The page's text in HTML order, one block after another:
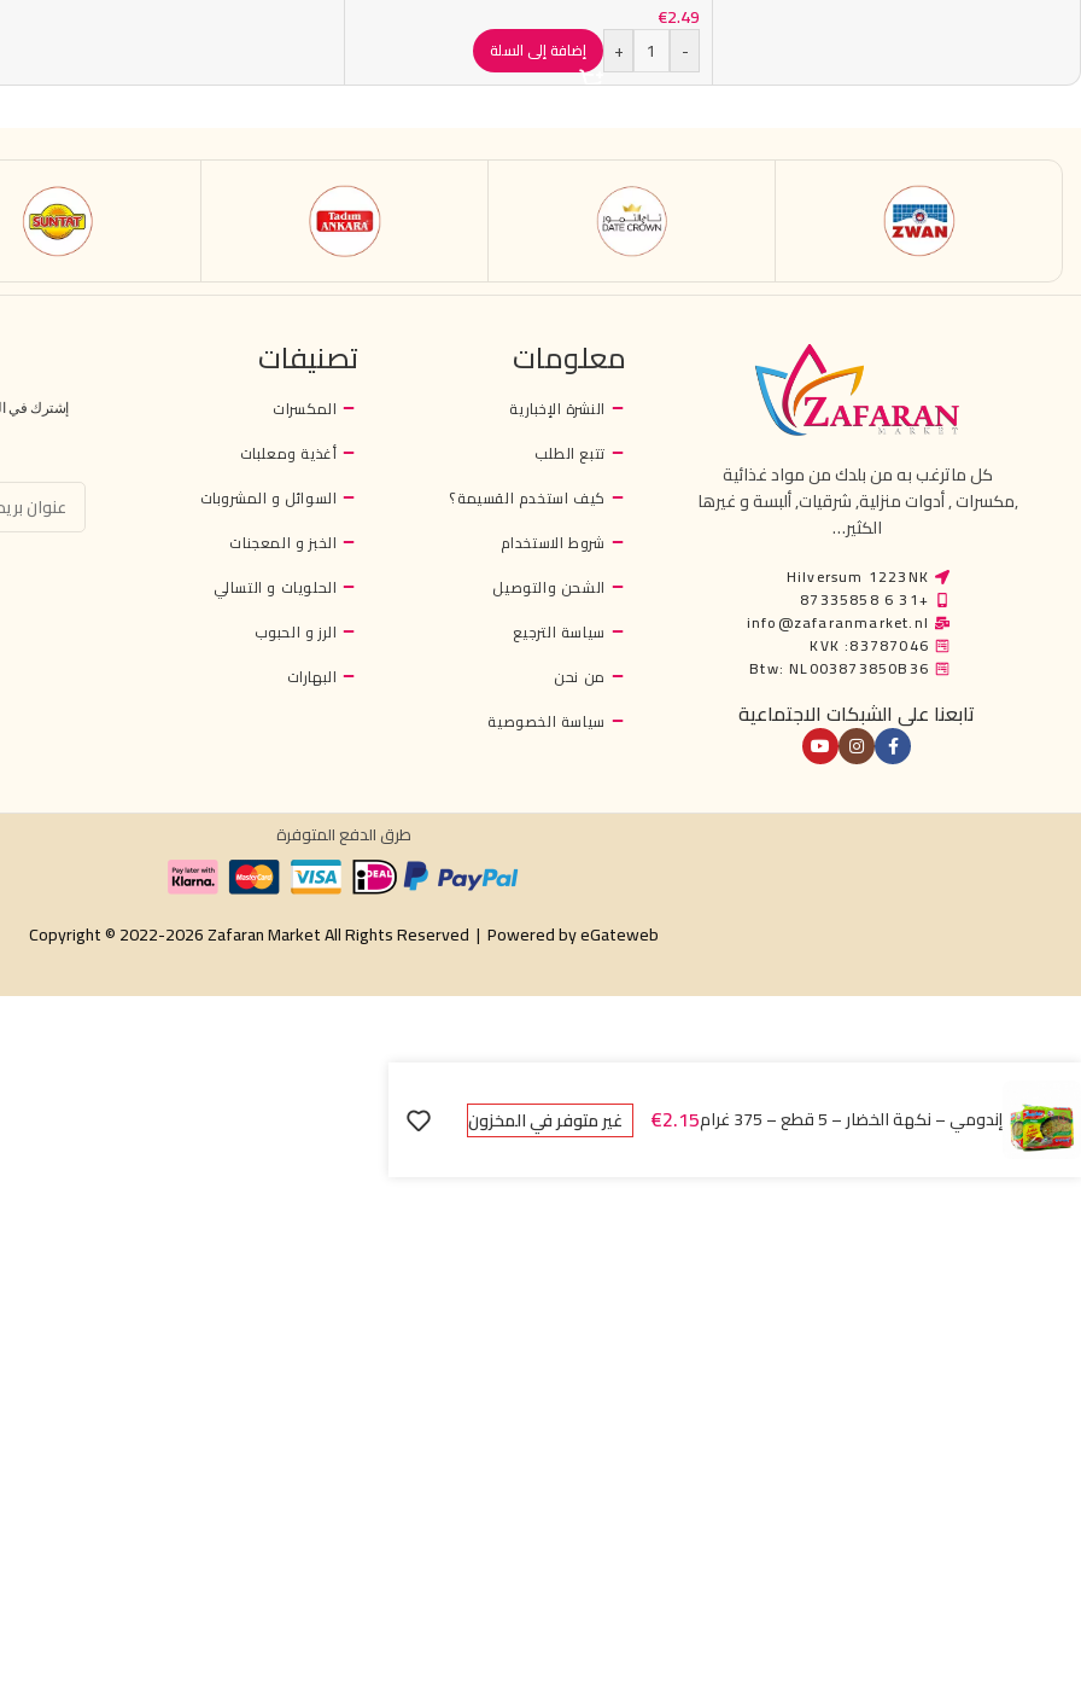
€2.49
-
+ إضافة إلى السلة
كل ماترغب به من بلدك من مواد غذائية
,مكسرات , أدوات منزلية, شرقيات, ألبسة و غيرها
الكثير…
Hilversum 1223NK
+31 6 87335858
info@zafaranmarket.nl
KVK :83787046
Btw: NL003873850B36
تابعنا على الشبكات الاجتماعية
معلومات
النشرة الإخبارية
تتبع الطلب
كيف استخدم القسيمة؟
شروط الاستخدام
الشحن والتوصيل
سياسة الترجيع
من نحن
سياسة الخصوصية
تصنيفات
المكسرات
أغذية ومعلبات
السوائل و المشروبات
الخبز و المعجنات
الحلويات و التسالي
الرز و الحبوب
البهارات
إشترك في
طرق الدفع المتوفرة
Copyright © 2022-2026 Zafaran Market All Rights Reserved | Powered byeGateweb
إندومي – نكهة الخضار – 5 قطع – 375 غرام €2.15 غير متوفر في المخزون